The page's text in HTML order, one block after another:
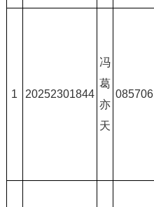
1 20252301844
冯
葛
亦
天
085706